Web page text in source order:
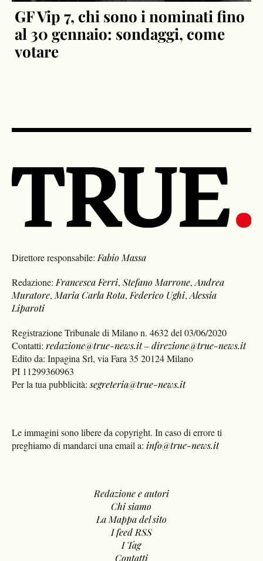
GF Vip 7, chi sono i nominati fino
al 30 gennaio: sondaggi, come
votare
Direttore responsabile: Fabio Massa
Redazione: Francesca Ferri,Stefano Marrone,Andrea
Muratore, Maria Carla Rota, Federico Ughi,Alessia
Liparoti
Registrazione Tribunale di Milano n. 4632 del 03/06/2020
Contatti:redazione@true-news.it–direzione@true-news.it
Edito da: Inpagina Srl, via Fara 35 20124 Milano
PI 11299360963
Per la tua pubblicità:segreteria@true-news.it
Le immagini sono libere da copyright. In caso di errore ti
preghiamo di mandarci una email a: info@true-news.it
Redazione e autori
Chi siamo
La Mappa del sito
I feed RSS
I Tag
Contatti